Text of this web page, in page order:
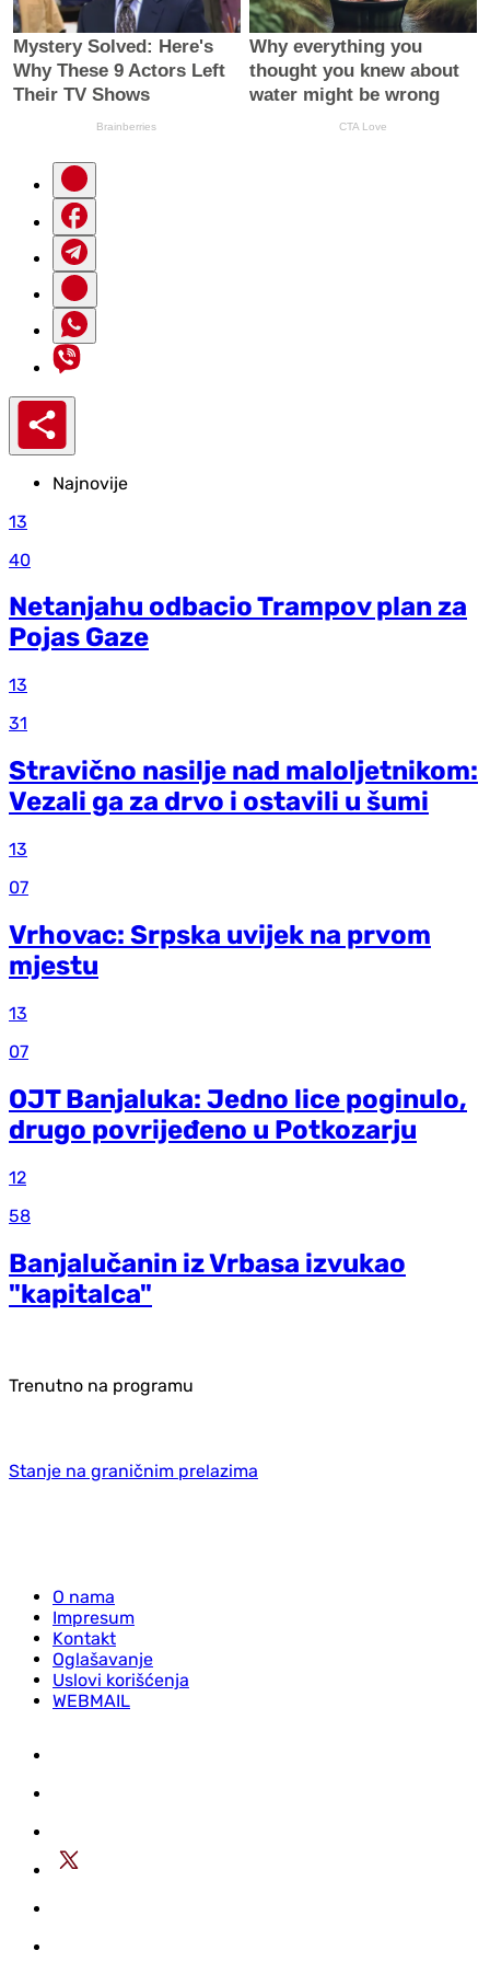
Najnovije
13
40
Netanjahu odbacio Trampov plan za
Pojas Gaze
13
31
Stravično nasilje nad maloljetnikom:
Vezali ga za drvo i ostavili u šumi
13
07
Vrhovac: Srpska uvijek na prvom
mjestu
13
07
OJT Banjaluka: Jedno lice poginulo,
drugo povrijeđeno u Potkozarju
12
58
Banjalučanin iz Vrbasa izvukao
"kapitalca"
Trenutno na programu
Stanje na graničnim prelazima
O nama
Impresum
Kontakt
Oglašavanje
Uslovi korišćenja
WEBMAIL